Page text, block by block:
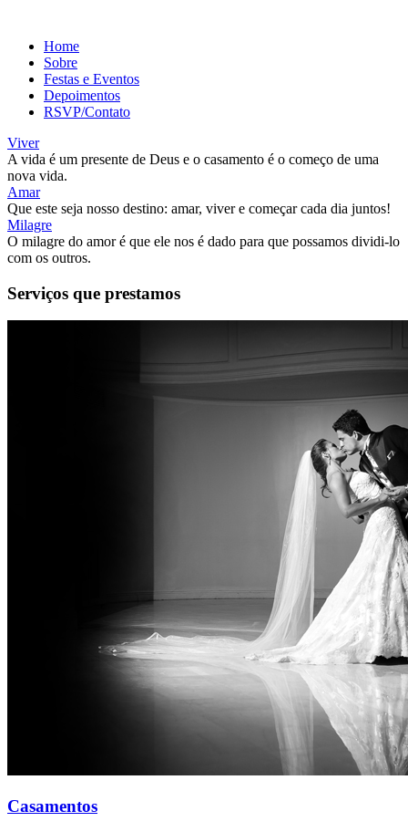
Home
Sobre
Festas e Eventos
Depoimentos
RSVP/Contato
Viver
A vida é um presente de Deus e o casamento é o começo de uma
nova vida.
Amar
Que este seja nosso destino: amar, viver e começar cada dia juntos!
Milagre
O milagre do amor é que ele nos é dado para que possamos dividi-lo
com os outros.
Serviços que prestamos
Casamentos